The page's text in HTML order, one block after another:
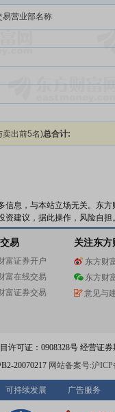
易营业部名称
卖出前5名)总合计:
信息，与本站立场无关。东
资建议，据此操作，风险自担